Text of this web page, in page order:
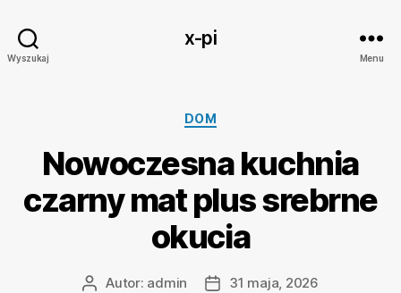
Wyszukaj
x-pi
Menu
Kategorie
DOM
Nowoczesna kuchnia
czarny mat plus srebrne
okucia
AutorAutor: admin
Data31 maja, 2026